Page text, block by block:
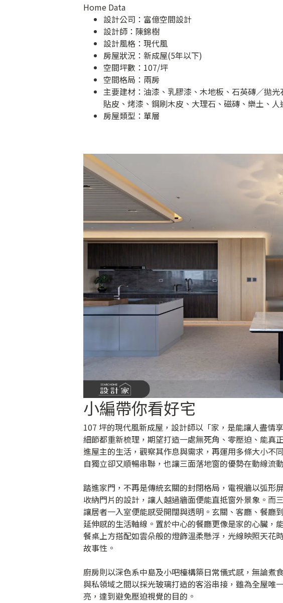
Home Data
設計公司： 富億空間設計
設計師：陳錦樹
設計風格：現代風
房屋狀況：新成屋(5年以下)
空間坪數：107/坪
空間格局：兩房
主要建材：油漆、乳膠漆、木地板、石英磚／拋
貼皮、烤漆、鋼刷木皮、大理石、磁磚、樂土、
房屋類型：單層
小編帶你看好宅
107 坪的現代風新成屋，設計師以「家，是能讓人盡情
細節都重新梳理，期望打造一處無死角、零壓迫、能真
進屋主的生活，觀察其作息與需求，再運用多條大小不
自獨立卻又順暢串聯，也讓三面落地窗的優勢在動線流
踏進家門，不再是傳統玄關的封閉格局，電視牆以弧形
收納門片的設計，讓人越過牆面便能直抵窗外景象。而
讓居者一入室便能感受開闊與透明。玄關、客廳、餐廳
延伸感的生活軸線。置於中心的餐廳更像是家的心臟，
餐桌上方搭配如雲朵般的燈飾溫柔懸浮，光線映照天花
故事性。
廚房則以深色系中島及小吧檯構築日常儀式感，無論煮
與私領域之間以採光玻璃打造的客浴串接，雖為全屋唯
亮，達到避免壓迫視覺的目的。